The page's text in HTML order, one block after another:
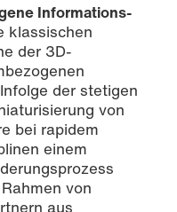
Informations-
klassischen
der 3D-
der stetigen
von
bei rapidem
einem
von
aus